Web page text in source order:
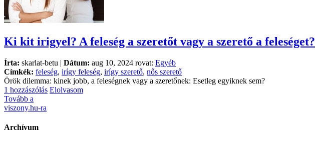
Ki kit irigyel? A feleség a szeretőt vagy a szerető a feleséget?
Írta: skarlat-betu | Dátum: aug 10, 2024 rovat: Egyéb
Címkék: feleség, irígy feleség, irígy szerető, nős szerető
Örök dilemma: kinek jobb, a feleségnek vagy a szeretőnek: Esetleg egyiknek sem?
1 hozzászólás Elolvasom
Tovább a
viszony.hu-ra
Archívum